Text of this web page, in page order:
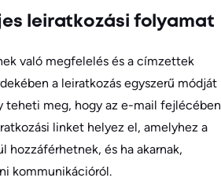
leiratkozási folyamat
való megfelelés és a címzettek
a leiratkozás egyszerű módját
teheti meg, hogy az e-mail fejlécében
linket helyez el, amelyhez a
hozzáférhetnek, és ha akarnak,
kommunikációról.